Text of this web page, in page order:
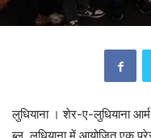
लुधियाना । शेर-ए-लुधियाना